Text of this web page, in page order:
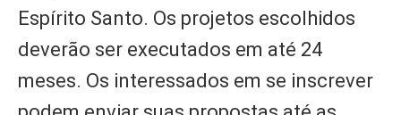
Espírito Santo. Os projetos escolhidos
deverão ser executados em até 24
meses. Os interessados em se inscrever